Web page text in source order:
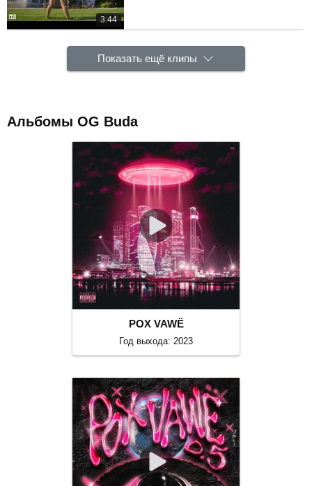
3:44
Показать ещё клипы
Альбомы OG Buda
POX VAWË
Год выхода: 2023